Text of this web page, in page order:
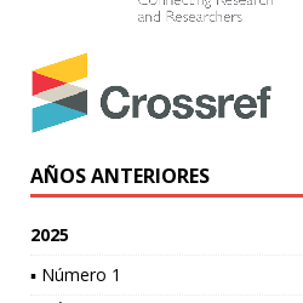
AÑOS ANTERIORES
2025
▪ Número 1